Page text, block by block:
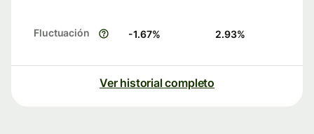
Fluctuación -1.67% 2.93%
Ver historial completo